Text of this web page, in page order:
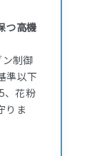
つ高機
制御
準以下
、花粉
りま